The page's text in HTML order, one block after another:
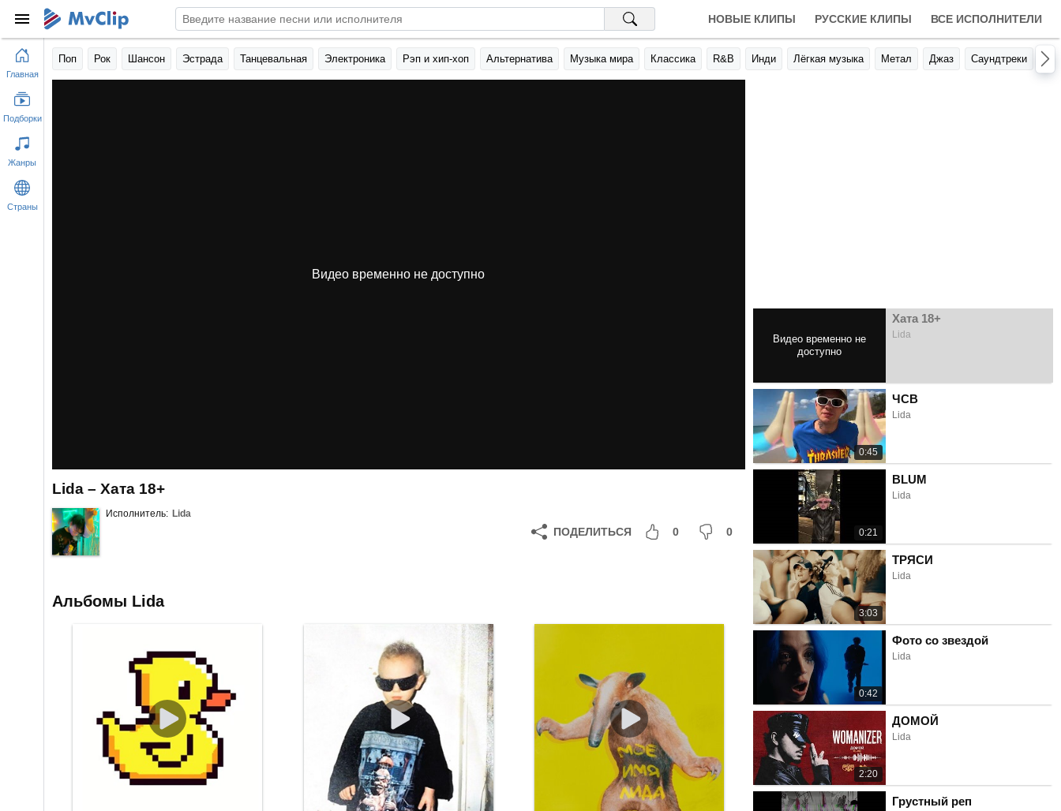
НОВЫЕ КЛИПЫ РУССКИЕ КЛИПЫ ВСЕ ИСПОЛНИТЕЛИ
Поп Рок Шансон Эстрада Танцевальная Электроника Рэп и хип-хоп Альтернатива Музыка мира Классика R&B Инди Лёгкая музыка Метал Джаз Саундтреки
Видео временно не доступно
Lida – Хата 18+
Исполнитель: Lida
ПОДЕЛИТЬСЯ 0 0
Хата 18+
Lida
0:45
ЧСВ
Lida
0:21
BLUM
Lida
3:03
ТРЯСИ
Lida
0:42
Фото со звездой
Lida
2:20
ДОМОЙ
Lida
Грустный реп
Альбомы Lida
Главная
Подборки
Жанры
Страны